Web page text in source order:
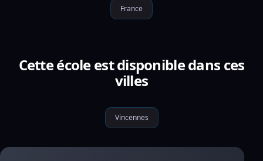
France
Cette école est disponible dans ces
villes
Vincennes